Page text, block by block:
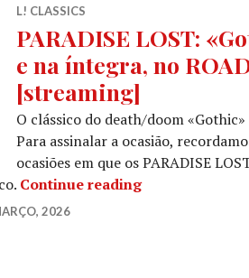
L! CLASSICS
PARADISE LOST:
e na íntegra, no
[streaming]
O clássico do death/doom
Para assinalar a ocasião,
ocasiões em que os PARADISE
Continue readingPARADISE
2026